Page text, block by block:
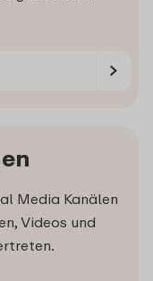
Media Kanälen
Videos und